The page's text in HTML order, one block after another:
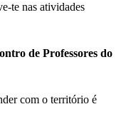
te nas atividades
de Professores do
com o território é